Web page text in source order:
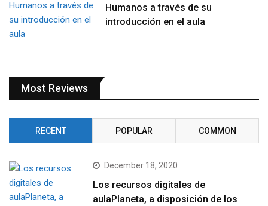
Humanos a través de su
introducción en el aula
Most Reviews
RECENT POPULAR COMMON
December 18, 2020
Los recursos digitales de
aulaPlaneta, a disposición de los